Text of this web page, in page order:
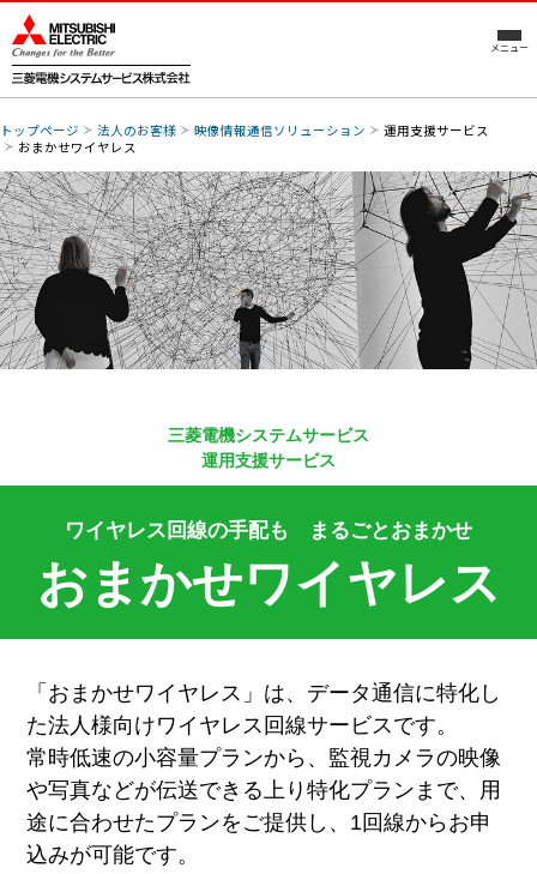
メニュー
トップページ 法人のお客様 映像情報通信ソリューション
運用支援サービス
おまかせワイヤレス
三菱電機システムサービス
運用支援サービス
ワイヤレス回線の手配も まるごとおまかせ
おまかせワイヤレス
「おまかせワイヤレス」は、データ通信に特化し
た法人様向けワイヤレス回線サービスです。
常時低速の小容量プランから、監視カメラの映像
や写真などが伝送できる上り特化プランまで、 用
途に合わせたプランをご提供し、1回線からお申
込みが可能です。